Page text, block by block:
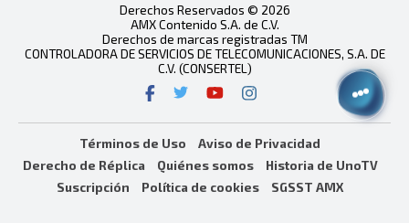
pide
perdón
a
su
novia
Bruna
Biancardi
por
posible
infidelidad
Derechos Reservados © 2026
AMX Contenido S.A. de C.V.
Derechos de marcas registradas TM
CONTROLADORA DE SERVICIOS DE TELECOMUNICACIONES, S.A. DE
C.V. (CONSERTEL)
Términos de Uso
Aviso de Privacidad
Derecho de Réplica
Quiénes somos
Historia de UnoTV
Suscripción
Política de cookies SGSST AMX